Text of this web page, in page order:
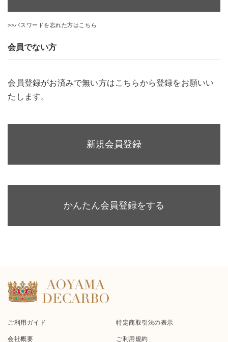
>>パスワードを忘れた方はこちら
会員でない方
会員登録がお済みで無い方はこちらから登録をお願いい
たします。
新規会員登録
かんたん会員登録をする
ご利用ガイド
会社概要
特定商取引法の表示
ご利用規約